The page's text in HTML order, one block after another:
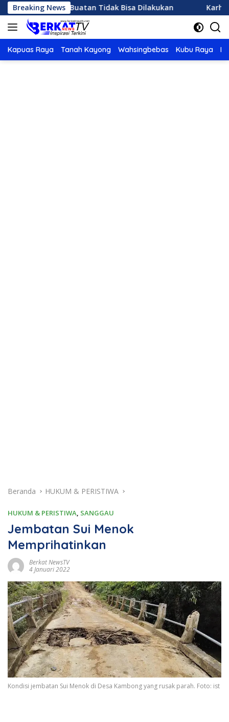
Langsung
ke
konten
Breaking News
Hujan Buatan Tidak Bisa Dilakukan Karhutla di
Kapuas Raya Tanah Kayong Wahsingbebas Kubu Raya
Beranda HUKUM & PERISTIWA
HUKUM & PERISTIWA, SANGGAU
Jembatan Sui Menok
Memprihatinkan
Berkat NewsTV
4 Januari 2022
Kondisi jembatan Sui Menok di Desa Kambong yang rusak parah. Foto: ist